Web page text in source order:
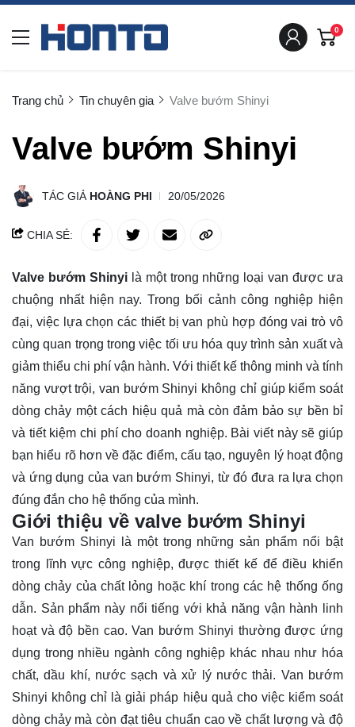
0
Trang chủ Tin chuyên gia Valve bướm Shinyi
Valve bướm Shinyi
TÁC GIẢ HOÀNG PHI 20/05/2026
CHIA SẺ:
Valve bướm Shinyilà một trong những loại van được ưa
chuộng nhất hiện nay. Trong bối cảnh công nghiệp hiện
đại, việc lựa chọn các thiết bị van phù hợp đóng vai trò vô
cùng quan trọng trong việc tối ưu hóa quy trình sản xuất và
giảm thiểu chi phí vận hành. Với thiết kế thông minh và tính
năng vượt trội, van bướm Shinyi không chỉ giúp kiểm soát
dòng chảy một cách hiệu quả mà còn đảm bảo sự bền bỉ
và tiết kiệm chi phí cho doanh nghiệp. Bài viết này sẽ giúp
bạn hiểu rõ hơn về đặc điểm, cấu tạo, nguyên lý hoạt động
và ứng dụng của van bướm Shinyi, từ đó đưa ra lựa chọn
đúng đắn cho hệ thống của mình.
Giới thiệu về valve bướm Shinyi
Van bướm Shinyi là một trong những sản phẩm nổi bật
trong lĩnh vực công nghiệp, được thiết kế để điều khiển
dòng chảy của chất lỏng hoặc khí trong các hệ thống ống
dẫn. Sản phẩm này nổi tiếng với khả năng vận hành linh
hoạt và độ bền cao. Van bướm Shinyi thường được ứng
dụng trong nhiều ngành công nghiệp khác nhau như hóa
chất, dầu khí, nước sạch và xử lý nước thải. Van bướm
Shinyi không chỉ là giải pháp hiệu quả cho việc kiểm soát
dòng chảy mà còn đạt tiêu chuẩn cao về chất lượng và độ